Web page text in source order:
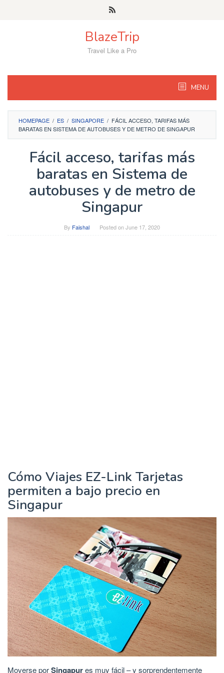
BlazeTrip
Travel Like a Pro
MENU
HOMEPAGE / ES / SINGAPORE / FÁCIL ACCESO, TARIFAS MÁS
BARATAS EN SISTEMA DE AUTOBUSES Y DE METRO DE SINGAPUR
Fácil acceso, tarifas más
baratas en Sistema de
autobuses y de metro de
Singapur
By Faishal Posted onJune 17, 2020
Cómo Viajes EZ-Link Tarjetas
permiten a bajo precio en
Singapur
Moverse porSingapures muy fácil – y sorprendentemente